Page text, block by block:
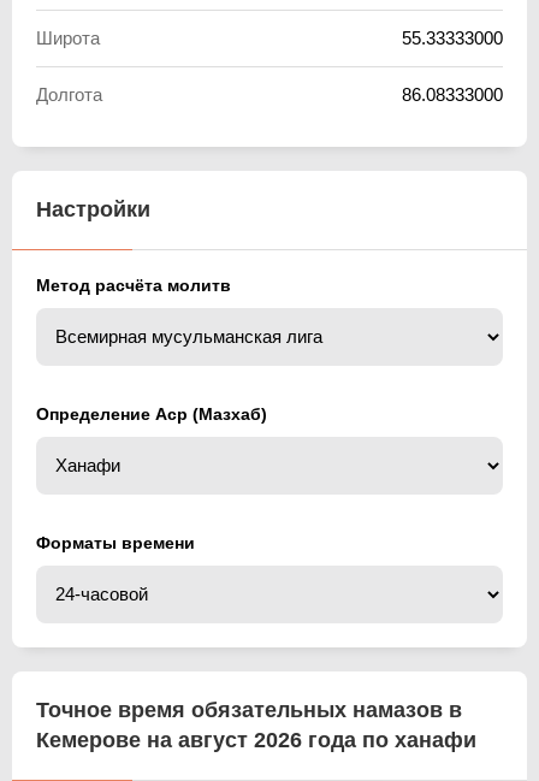
Широта 55.33333000
Долгота 86.08333000
Настройки
Метод расчёта молитв
Определение Аср (Мазхаб)
Форматы времени
Точное время обязательных намазов в
Кемерове на август 2026 года по ханафи